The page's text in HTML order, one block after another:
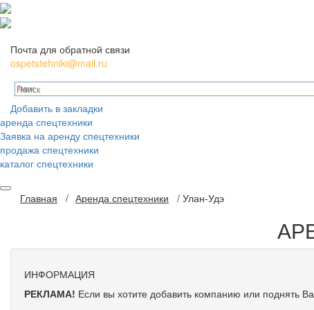
Почта для обратной связи
ospetstehniki@mail.ru
Добавить в закладки
аренда спецтехники
Заявка на аренду спецтехники
продажа спецтехники
каталог спецтехники
Главная / Аренда спецтехники / Улан-Удэ
ИНФОРМАЦИЯ
РЕКЛАМА! Если вы хотите добавить компанию или поднять